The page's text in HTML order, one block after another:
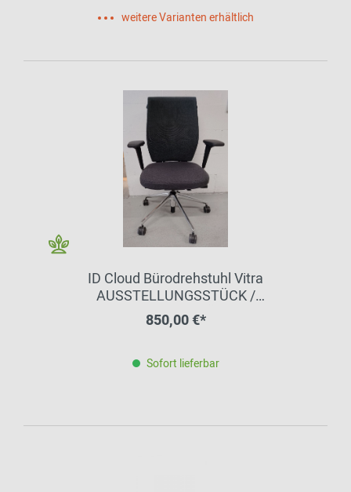
weitere Varianten erhältlich
ID Cloud Bürodrehstuhl Vitra
AUSSTELLUNGSSTÜCK /
GEBRAUCHTMÖBEL
850,00 €*
Sofort lieferbar